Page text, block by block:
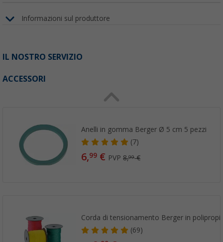
Informazioni sul produttore
IL NOSTRO SERVIZIO
ACCESSORI
Anelli in gomma Berger Ø 5 cm 5 pezzi
(7)
6,99 € PVP8,99€
Corda di tensionamento Berger in
(69)